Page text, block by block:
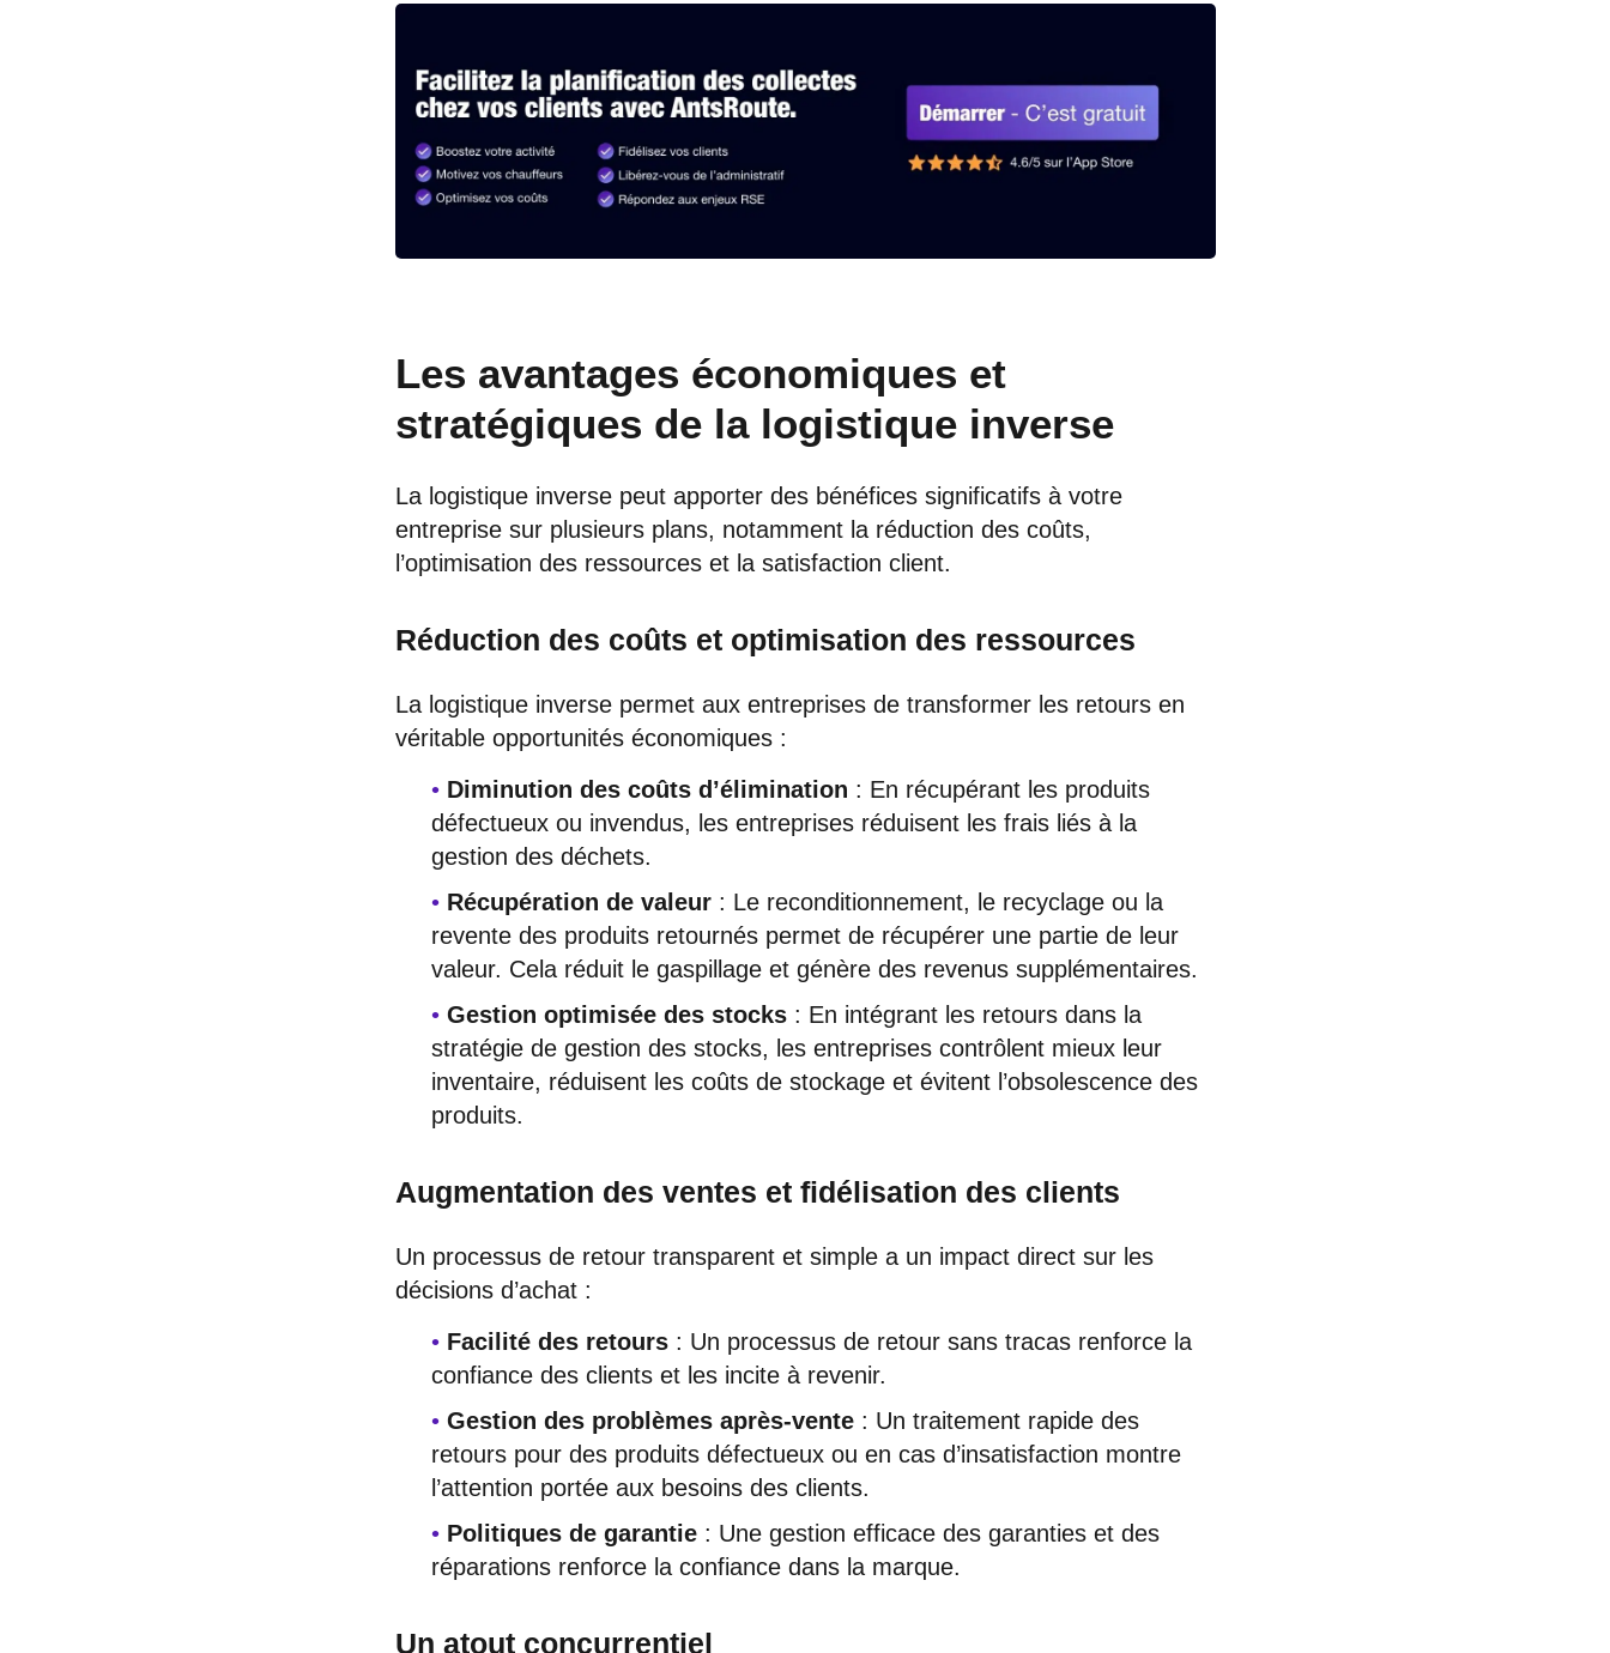
Les avantages économiques et
stratégiques de la logistique inverse
La logistique inverse peut apporter des bénéfices significatifs à votre
entreprise sur plusieurs plans, notamment la réduction des coûts,
l’optimisation des ressources et la satisfaction client.
Réduction des coûts et optimisation des ressources
La logistique inverse permet aux entreprises de transformer les retours en
véritable opportunités économiques :
Diminution des coûts d’élimination : En récupérant les produits
défectueux ou invendus, les entreprises réduisent les frais liés à la
gestion des déchets.
Récupération de valeur : Le reconditionnement, le recyclage ou la
revente des produits retournés permet de récupérer une partie de leur
valeur. Cela réduit le gaspillage et génère des revenus supplémentaires.
Gestion optimisée des stocks : En intégrant les retours dans la
stratégie de gestion des stocks, les entreprises contrôlent mieux leur
inventaire, réduisent les coûts de stockage et évitent l’obsolescence des
produits.
Augmentation des ventes et fidélisation des clients
Un processus de retour transparent et simple a un impact direct sur les
décisions d’achat :
Facilité des retours: Un processus de retour sans tracas renforce la
confiance des clients et les incite à revenir.
Gestion des problèmes après-vente: Un traitement rapide des
retours pour des produits défectueux ou en cas d’insatisfaction montre
l’attention portée aux besoins des clients.
Politiques de garantie: Une gestion efficace des garanties et des
réparations renforce la confiance dans la marque.
Un atout concurrentiel